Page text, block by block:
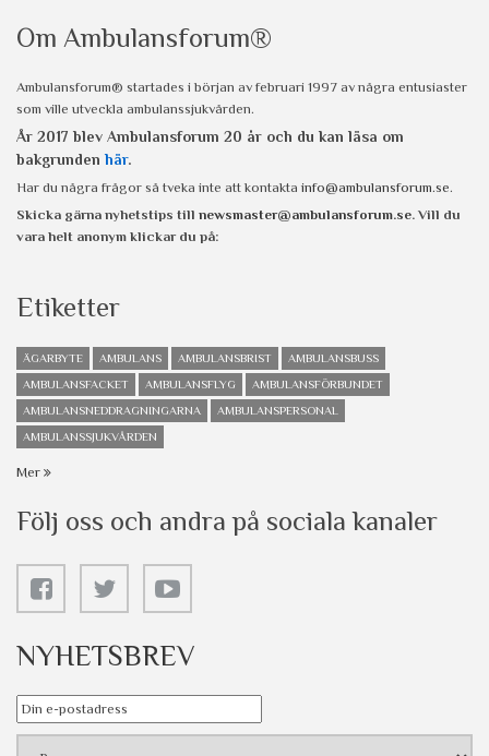
Om Ambulansforum®
Ambulansforum® startades i början av februari 1997 av några entusiaster
som ville utveckla ambulanssjukvården.
År 2017 blev Ambulansforum 20 år och du kan läsa om
bakgrunden här.
Har du några frågor så tveka inte att kontakta info@ambulansforum.se.
Skicka gärna nyhetstips till newsmaster@ambulansforum.se. Vill du
vara helt anonym klickar du på:
Etiketter
ÄGARBYTE AMBULANS AMBULANSBRIST
AMBULANSBUSS
AMBULANSFACKET
AMBULANSFLYG
AMBULANSFÖRBUNDET
AMBULANSNEDDRAGNINGARNA
AMBULANSPERSONAL
AMBULANSSJUKVÅRDEN
Mer
Följ oss och andra på sociala kanaler
NYHETSBREV